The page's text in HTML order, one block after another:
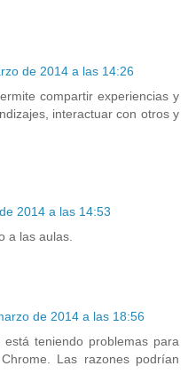
de 2014 a las 14:26
compartir experiencias y
interactuar con otros y
2014 a las 14:53
a las aulas.
de 2014 a las 18:56
teniendo problemas para
Las razones podrían